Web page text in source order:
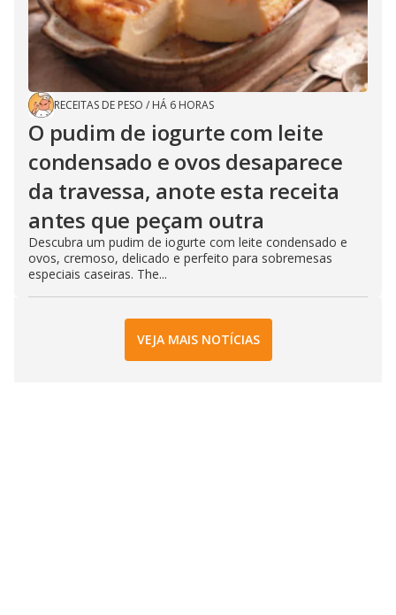
RECEITAS DE PESO / HÁ 6 HORAS
O pudim de iogurte com leite
condensado e ovos desaparece
da travessa, anote esta receita
antes que peçam outra
Descubra um pudim de iogurte com leite condensado e
ovos, cremoso, delicado e perfeito para sobremesas
especiais caseiras. The...
VEJA MAIS NOTÍCIAS